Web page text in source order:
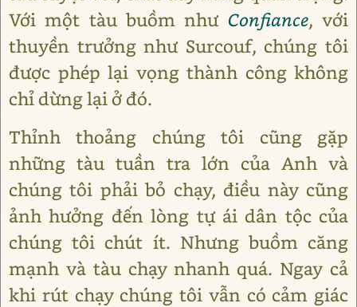
Với một tàu buồm như Confiance, với
thuyền trưởng như Surcouf, chúng tôi
được phép lại vọng thành công không
chỉ dừng lại ở đó.
Thỉnh thoảng chúng tôi cũng gặp
những tàu tuần tra lớn của Anh và
chúng tôi phải bỏ chạy, điều này cũng
ảnh hưởng đến lòng tự ái dân tộc của
chúng tôi chút ít. Nhưng buồm căng
mạnh và tàu chạy nhanh quá. Ngay cả
khi rút chạy chúng tôi vẫn có cảm giác